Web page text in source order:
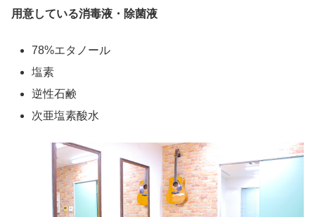
用意している消毒液・除菌液
78%エタノール
塩素
逆性石鹸
次亜塩素酸水